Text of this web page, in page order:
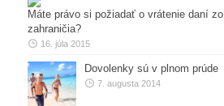
Máte právo si požiadať o vrátenie daní zo
zahraničia?
16. júla 2015
Dovolenky sú v plnom prúde
7. augusta 2014